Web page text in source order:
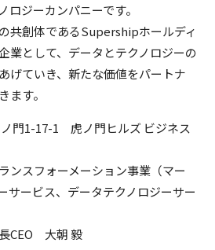
ロジーカンパニーです。
共創体であるSupershipホールディ
業として、データとテクノロジーの
げていき、新たな価値をパートナ
ます。
門1-17-1 虎ノ門ヒルズ ビジネス
ンスフォーメーション事業（マー
サービス、データテクノロジーサー
CEO 大朝 毅